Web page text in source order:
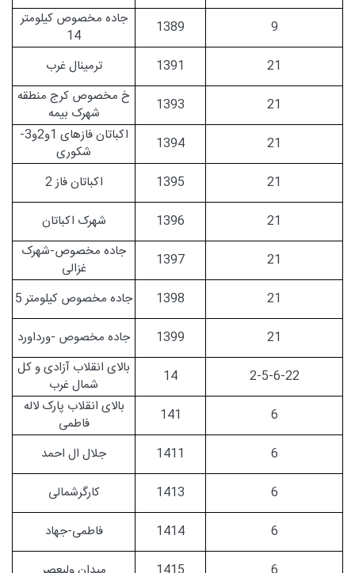
9
1389
جاده مخصوص کیلومتر
14
21
1391
ترمینال غرب
21
1393
خ مخصوص کرج منطقه
شهرک بیمه
21
1394
اکباتان فازهای 1و2و3-
شکوری
21
1395
اکباتان فاز 2
21
1396
شهرک اکباتان
21
1397
جاده مخصوص-شهرک
غزالی
21
1398
جاده مخصوص کیلومتر 5
21
1399
جاده مخصوص -ورداورد
2-5-6-22
14
بالای انقلاب آزادی و کل
شمال غرب
6
141
بالای انقلاب پارک لاله
فاطمی
6
1411
جلال ال احمد
6
1413
کارگرشمالی
6
1414
فاطمی-جهاد